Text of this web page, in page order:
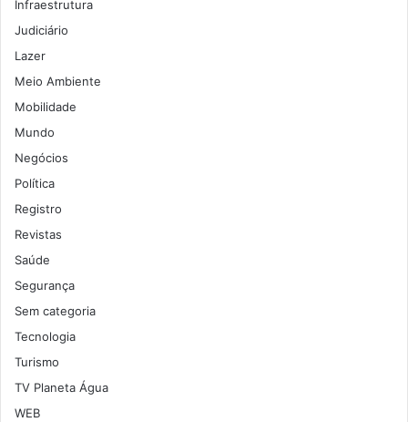
Infraestrutura
Judiciário
Lazer
Meio Ambiente
Mobilidade
Mundo
Negócios
Política
Registro
Revistas
Saúde
Segurança
Sem categoria
Tecnologia
Turismo
TV Planeta Água
WEB